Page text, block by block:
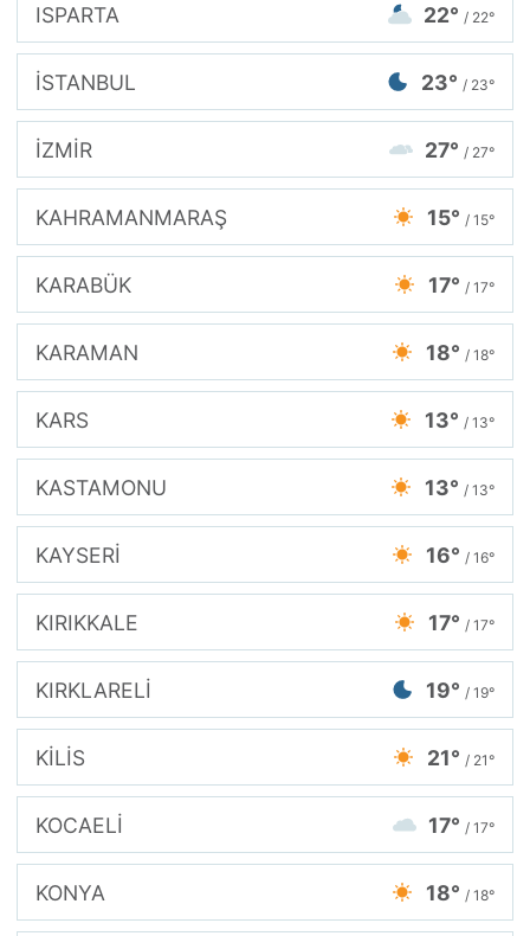
ISPARTA 22° / 22°
İSTANBUL 23° / 23°
İZMİR 27° / 27°
KAHRAMANMARAŞ 15° / 15°
KARABÜK 17° / 17°
KARAMAN 18° / 18°
KARS 13° / 13°
KASTAMONU 13° / 13°
KAYSERİ 16° / 16°
KIRIKKALE 17° / 17°
KIRKLARELİ 19° / 19°
KİLİS 21° / 21°
KOCAELİ 17° / 17°
KONYA 18° / 18°